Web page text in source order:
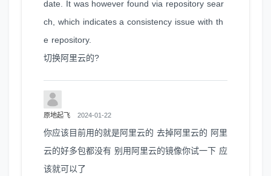
date. It was however found via repository sear
ch, which indicates a consistency issue with th
e repository.
切换阿里云的?
原地起飞 2024-01-22
你应该目前用的就是阿里云的 去掉阿里云的 阿里
云的好多包都没有 别用阿里云的镜像你试一下 应
该就可以了